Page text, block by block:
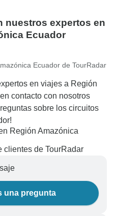
nuestros expertos en
Ecuador
Ecuador de TourRadar
en viajes a Región
contacto con nosotros
sobre los circuitos
Región Amazónica
clientes de TourRadar
una pregunta